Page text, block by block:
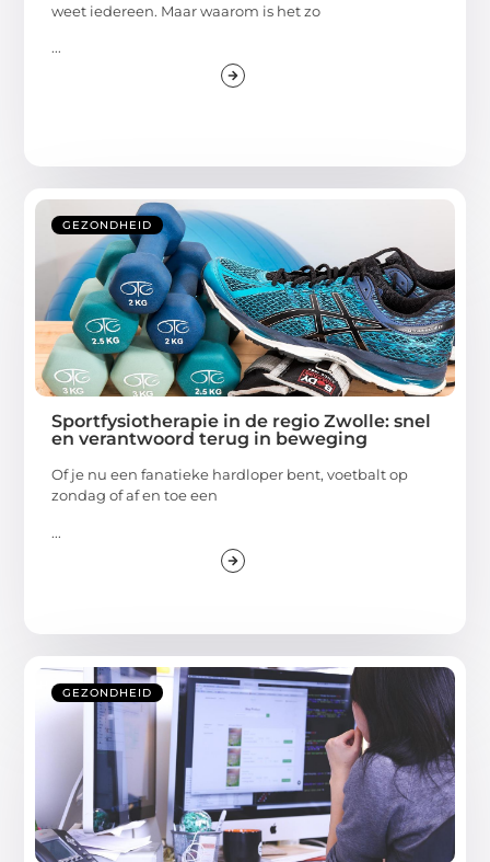
weet iedereen. Maar waarom is het zo
...
GEZONDHEID
Sportfysiotherapie in de regio Zwolle: snel
en verantwoord terug in beweging
Of je nu een fanatieke hardloper bent, voetbalt op
zondag of af en toe een
...
GEZONDHEID